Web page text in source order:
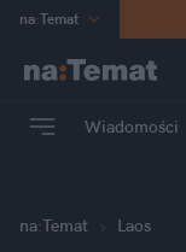
na:Temat
Poland
mama
Rozrywka
Wiadomości
na:Temat Laos